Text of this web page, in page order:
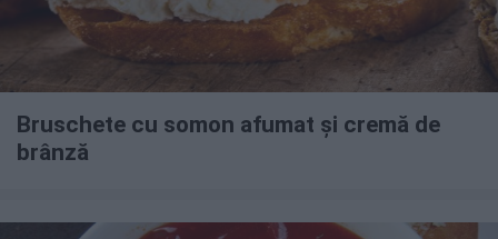
Bruschete cu somon afumat și cremă de
brânză